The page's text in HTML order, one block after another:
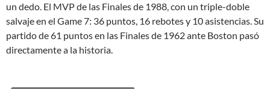
un dedo. El MVP de las Finales de 1988, con un triple-doble
salvaje en el Game 7: 36 puntos, 16 rebotes y 10 asistencias. Su
partido de 61 puntos en las Finales de 1962 ante Boston pasó
directamente a la historia.